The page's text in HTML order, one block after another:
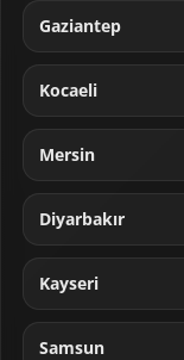
Gaziantep
Kocaeli
Mersin
Diyarbakır
Kayseri
Samsun